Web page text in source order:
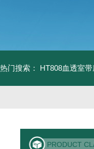
热门搜索： HT808血透室
PRODUCT